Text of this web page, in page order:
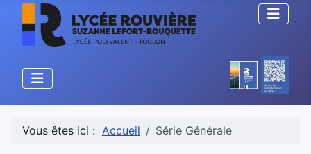
Vous êtes ici : Accueil Série Générale